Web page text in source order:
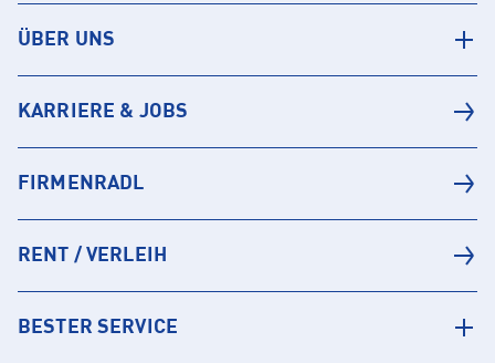
ÜBER UNS
KARRIERE & JOBS
FIRMENRADL
RENT / VERLEIH
BESTER SERVICE